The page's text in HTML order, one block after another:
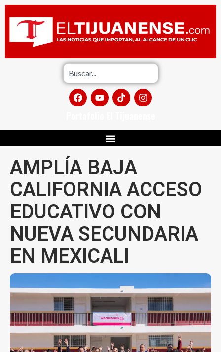
AMPLÍA BAJA
CALIFORNIA ACCESO
EDUCATIVO CON
NUEVA SECUNDARIA
EN MEXICALI